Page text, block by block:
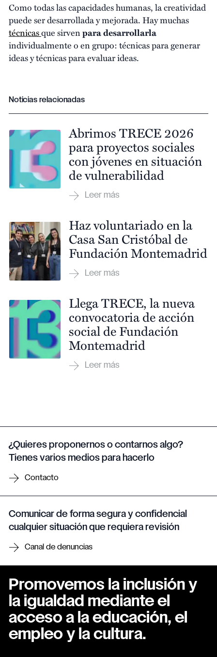
Como todas las capacidades humanas, la creatividad
puede ser desarrollada y mejorada. Hay muchas
técnicasque sirvenpara desarrollarla
individualmente o en grupo: técnicas para generar
ideas y técnicas para evaluar ideas.
Noticias relacionadas
Abrimos TRECE 2026
para proyectos sociales
con jóvenes en situación
de vulnerabilidad
Haz voluntariado en la
Casa San Cristóbal de
Fundación Montemadrid
Llega TRECE, la nueva
convocatoria de acción
social de Fundación
Montemadrid
¿Quieres proponernos o contarnos algo?
Tienes varios medios para hacerlo
Contacto
Comunicar de forma segura y confidencial
cualquier situación que requiera revisión
Canal de denuncias
Promovemos la inclusión y
la igualdad mediante el
acceso a la educación, el
empleo y la cultura.